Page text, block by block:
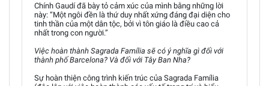
Chính Gaudí đã bày tỏ cảm xúc của mình bằng những lời
này: “Một ngôi đền là thứ duy nhất xứng đáng đại diện cho
tinh thần của một dân tộc, bởi vì tôn giáo là điều cao cả
nhất trong con người.”
Việc hoàn thành Sagrada Família sẽ có ý nghĩa gì đối với
thành phố Barcelona? Và đối với Tây Ban Nha?
Sự hoàn thiện công trình kiến trúc của Sagrada Família